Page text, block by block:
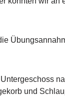
und